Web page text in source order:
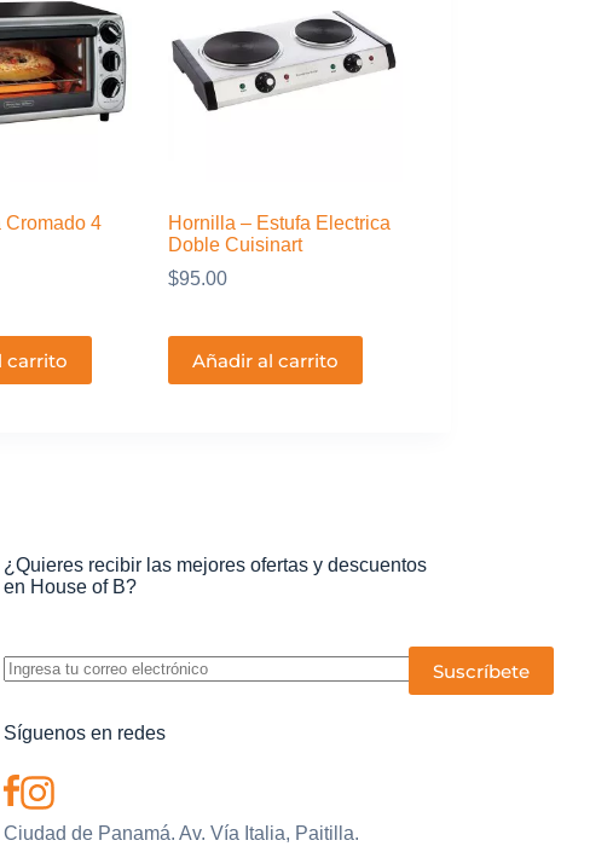
Cromado 4
carrito
Hornilla – Estufa Electrica
Doble Cuisinart
$95.00
Añadir al carrito
¿Quieres recibir las mejores ofertas y descuentos
en House of B?
P
Síguenos en redes
Ciudad de Panamá. Av. Vía Italia, Paitilla.